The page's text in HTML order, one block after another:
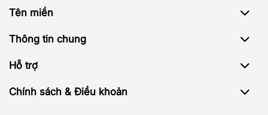
Tên miền
Thông tin chung
Hỗ trợ
Chính sách & Điều khoản